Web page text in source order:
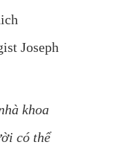
Joseph
khoa
có thể